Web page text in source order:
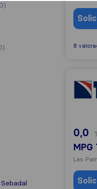
8
MPG
0,0
Las